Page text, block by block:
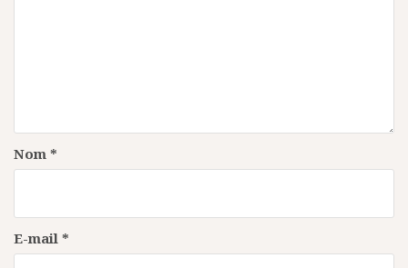
Nom *
E-mail *